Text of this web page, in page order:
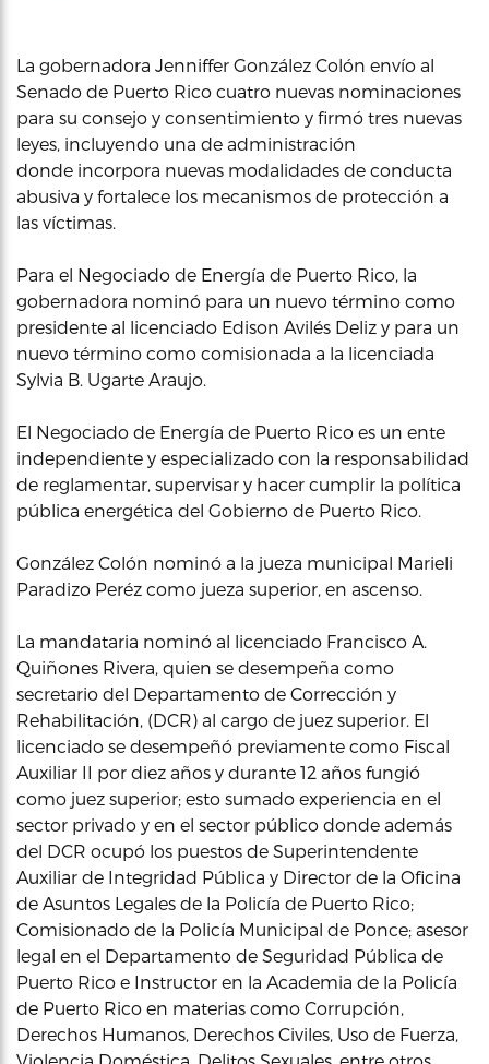
La gobernadora Jenniffer González Colón envío al
Senado de Puerto Rico cuatro nuevas nominaciones
para su consejo y consentimiento y firmó tres nuevas
leyes, incluyendo una de administración
donde incorpora nuevas modalidades de conducta
abusiva y fortalece los mecanismos de protección a
las víctimas.
Para el Negociado de Energía de Puerto Rico, la
gobernadora nominó para un nuevo término como
presidente al licenciado Edison Avilés Deliz y para un
nuevo término como comisionada a la licenciada
Sylvia B. Ugarte Araujo.
El Negociado de Energía de Puerto Rico es un ente
independiente y especializado con la responsabilidad
de reglamentar, supervisar y hacer cumplir la política
pública energética del Gobierno de Puerto Rico.
González Colón nominó a la jueza municipal Marieli
Paradizo Peréz como jueza superior, en ascenso.
La mandataria nominó al licenciado Francisco A.
Quiñones Rivera, quien se desempeña como
secretario del Departamento de Corrección y
Rehabilitación, (DCR) al cargo de juez superior. El
licenciado se desempeñó previamente como Fiscal
Auxiliar II por diez años y durante 12 años fungió
como juez superior; esto sumado experiencia en el
sector privado y en el sector público donde además
del DCR ocupó los puestos de Superintendente
Auxiliar de Integridad Pública y Director de la Oficina
de Asuntos Legales de la Policía de Puerto Rico;
Comisionado de la Policía Municipal de Ponce; asesor
legal en el Departamento de Seguridad Pública de
Puerto Rico e Instructor en la Academia de la Policía
de Puerto Rico en materias como Corrupción,
Derechos Humanos, Derechos Civiles, Uso de Fuerza,
Violencia Doméstica, Delitos Sexuales, entre otros.